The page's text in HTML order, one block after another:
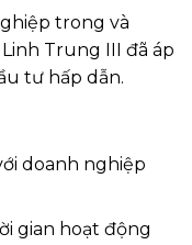
trong và
Trung III đã áp
tư hấp dẫn.
doanh nghiệp
gian hoạt động